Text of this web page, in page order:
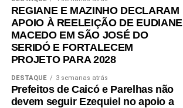
REGIANE E MAZINHO DECLARAM
APOIO À REELEIÇÃO DE EUDIANE
MACEDO EM SÃO JOSÉ DO
SERIDÓ E FORTALECEM
PROJETO PARA 2028
DESTAQUE 3 semanas atrás
Prefeitos de Caicó e Parelhas não
devem seguir Ezequiel no apoio a